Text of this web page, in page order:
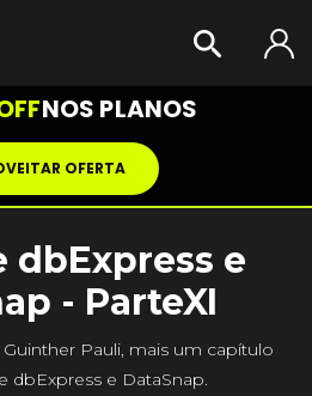
NOS PLANOS
OFERTA
dbExpress e
- ParteXI
Pauli, mais um capítulo
dbExpress e DataSnap.